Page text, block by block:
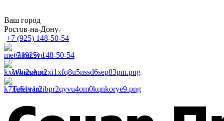
Ваш город
Ростов-на-Дону
+7 (925) 148-50-54
+7 (925) 148-50-54
WhatsApp
Telegram